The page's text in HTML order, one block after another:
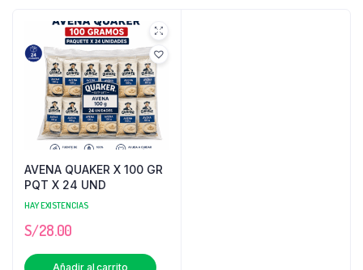
AVENA QUAKER X 100 GR
PQT X 24 UND
HAY EXISTENCIAS
S/28.00
Añadir al carrito